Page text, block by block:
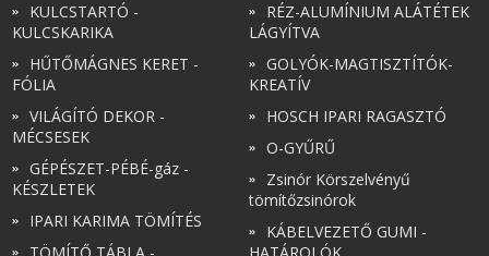
KULCSTARTÓ -
KULCSKARIKA
HŰTŐMÁGNES KERET -
FÓLIA
VILÁGÍTÓ DEKOR -
MÉCSESEK
GÉPÉSZET-PÉBÉ-gáz -
KÉSZLETEK
IPARI KARIMA TÖMÍTÉS
RÉZ-ALUMÍNIUM ALÁTÉTEK
LÁGYÍTVA
GOLYÓK-MAGTISZTÍTÓK-
KREATÍV
HOSCH IPARI RAGASZTÓ
O-GYŰRŰ
Zsinór Körszelvényű
tömítőzsinórok
KÁBELVEZETŐ GUMI -